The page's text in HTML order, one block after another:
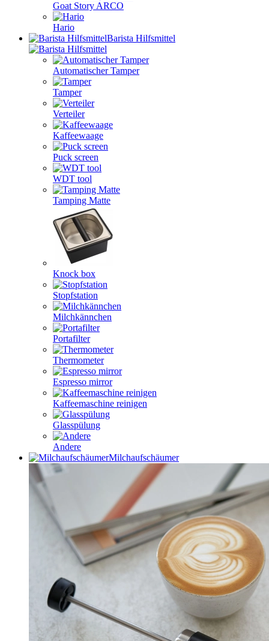
Goat Story ARCO
Hario
Barista Hilfsmittel
Automatischer Tamper
Tamper
Verteiler
Kaffeewaage
Puck screen
WDT tool
Tamping Matte
Knock box
Stopfstation
Milchkännchen
Portafilter
Thermometer
Espresso mirror
Kaffeemaschine reinigen
Glasspülung
Andere
Milchaufschäumer